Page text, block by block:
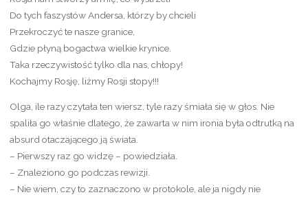
Do tych faszystów Andersa, którzy by chcieli
Przekroczyć te nasze granice,
Gdzie płyną bogactwa wielkie krynice.
Taka rzeczywistość tylko dla nas, chłopy!
Kochajmy Rosję, liżmy Rosji stopy!!!
Olga, ile razy czytała ten wiersz, tyle razy śmiała się w głos. Nie
spaliła go właśnie dlatego, że zawarta w nim ironia była odtrutką na
absurd otaczającego ją świata.
– Pierwszy raz go widzę – powiedziała.
– Znaleziono go podczas rewizji.
– Nie wiem, czy to zaznaczono w protokole, ale ja nigdy nie